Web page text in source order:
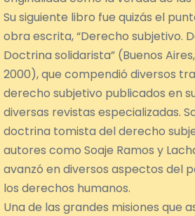
Su siguiente libro fue quizás el
obra escrita, “Derecho subjetivo.
Doctrina solidarista” (Buenos
2000), que compendió diversos
derecho subjetivo publicados en
diversas revistas especializadas.
doctrina tomista del derecho
autores como Soaje Ramos y
avanzó en diversos aspectos del
los derechos humanos.
Una de las grandes misiones que